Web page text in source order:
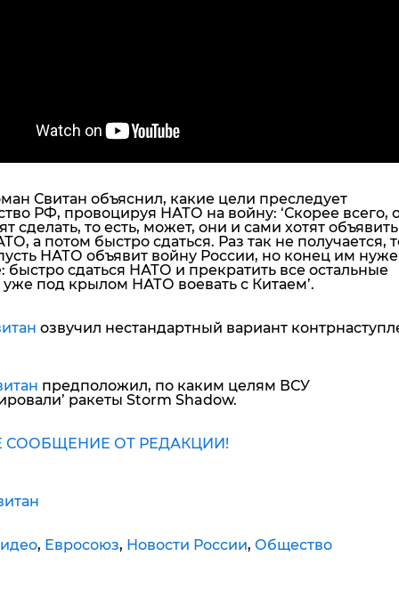
Свитан объяснил, какие цели преследует
РФ, провоцируя НАТО на войну: ‘Скорее всего,
сделать, то есть, может, они и сами хотят объявить
а потом быстро сдаться. Раз так не получается,
НАТО объявит войну России, но конец им
быстро сдаться НАТО и прекратить все остальные
под крылом НАТО воевать с Китаем’.
озвучил нестандартный вариант
предположил, по каким целям ВСУ
ракеты Storm Shadow.
СООБЩЕНИЕ ОТ РЕДАКЦИИ!
, Евросоюз, Новости России, Общество